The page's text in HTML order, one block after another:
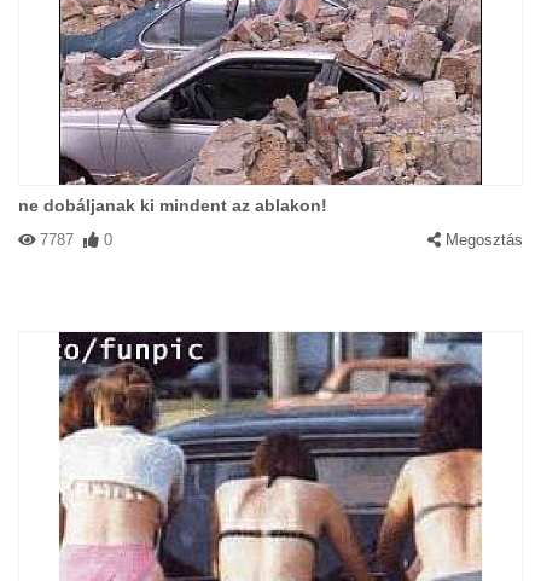
ne dobáljanak ki mindent az ablakon!
7787 0 Megosztás